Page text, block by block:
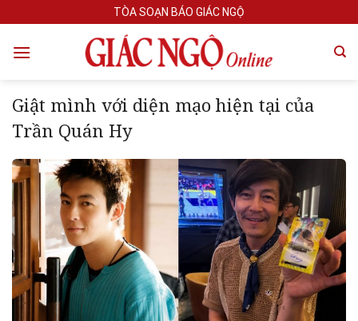
to
content
TÒA SOẠN BÁO GIÁC NGỘ
Giật mình với diện mạo hiện tại của
Trần Quán Hy